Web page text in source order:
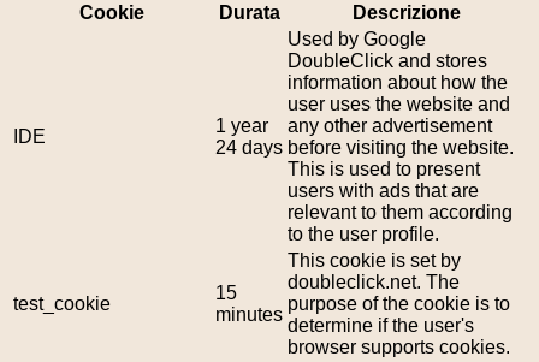
Cookie
Durata Descrizione
IDE
1 year
24 days
Used by Google
DoubleClick and stores
information about how the
user uses the website and
any other advertisement
before visiting the website.
This is used to present
users with ads that are
relevant to them according
to the user profile.
test_cookie
15
minutes
This cookie is set by
doubleclick.net. The
purpose of the cookie is to
determine if the user's
browser supports cookies.